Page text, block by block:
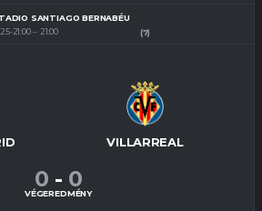
SANTIAGO BERNABÉU
21:00
21:00 (7)
VILLARREAL
0 - 0
VÉGEREDMÉNY